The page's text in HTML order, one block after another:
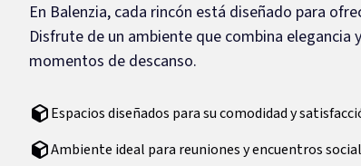
En Balenzia, cada rincón está diseñado para
Disfrute de un ambiente que combina elegancia
momentos de descanso.
Espacios diseñados para su comodidad y
Ambiente ideal para reuniones y encuentros